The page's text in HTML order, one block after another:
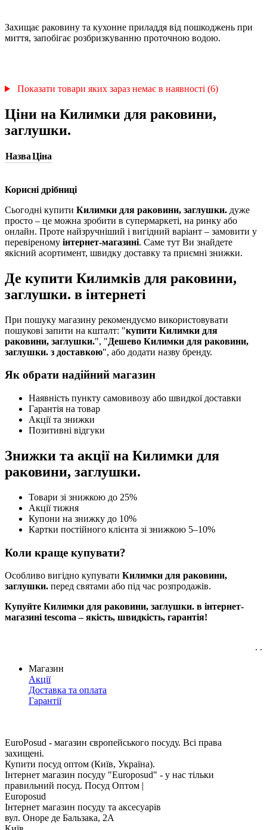
Захищає раковину та кухонне приладдя від пошкоджень при
миття, запобігає розбризкуванню проточною водою.
Показати товари яких зараз немає в наявності (6)
Ціни на Килимки для раковини,
заглушки.
НазваЦіна
Корисні дрібниці
Сьогодні купити Килимки для раковини, заглушки. дуже
просто – це можна зробити в супермаркеті, на ринку або
онлайн. Проте найзручніший і вигідний варіант – замовити у
перевіреному інтернет-магазині. Саме тут Ви знайдете
якісний асортимент, швидку доставку та приємні знижки.
Де купити Килимків для раковини,
заглушки. в інтернеті
При пошуку магазину рекомендуємо використовувати
пошукові запити на кшталт: "купити Килимки для
раковини, заглушки.", "Дешево Килимки для раковини,
заглушки. з доставкою", або додати назву бренду.
Як обрати надійний магазин
Наявність пункту самовивозу або швидкої доставки
Гарантія на товар
Акції та знижки
Позитивні відгуки
Знижки та акції на Килимки для
раковини, заглушки.
Товари зі знижкою до 25%
Акції тижня
Купони на знижку до 10%
Картки постійного клієнта зі знижкою 5–10%
Коли краще купувати?
Особливо вигідно купувати Килимки для раковини,
заглушки. перед святами або під час розпродажів.
Купуйте Килимки для раковини, заглушки. в інтернет-
магазині tescoma – якість, швидкість, гарантія!
. .
Магазин
Акції
Доставка та оплата
Гарантії
EuroPosud - магазин європейського посуду. Всі права
захищені.
Купити посуд оптом (Київ, Україна).
Інтернет магазин посуду "Europosud" - у нас тільки
правильний посуд. Посуд Оптом |
Europosud
Інтернет магазин посуду та аксесуарів
вул. Оноре де Бальзака, 2А